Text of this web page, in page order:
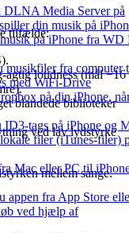
DLNA Media Server på
din musik på
på iPhone fra WD
musikfiler fra computer
med WiFi-Drive
på din iPhone,
ID3-tags på iPhone og
filer (iTunes-filer)
Mac eller PC til
appen fra App Store
ved hjælp af
tilfælde:
agtig loudness (mål −16
blandede biblioteker
ved lav lydstyrke
mellem sange.